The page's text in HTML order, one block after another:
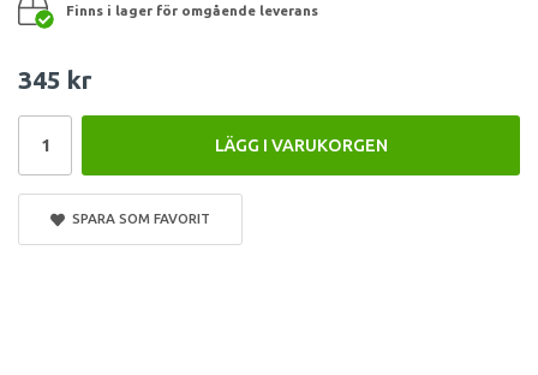
Finns i lager för omgående leverans
345 kr
LÄGG I VARUKORGEN
SPARA SOM FAVORIT